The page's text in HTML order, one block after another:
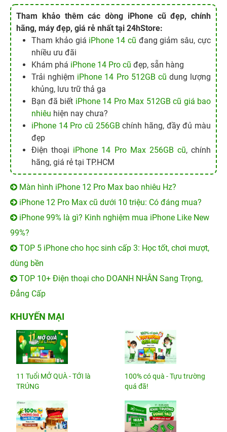
Tham khảo thêm các dòng iPhone cũ đẹp, chính
hãng, máy đẹp, giá rẻ nhất tại 24hStore:
Tham khảo giá iPhone 14 cũ đang giảm sâu, cực
nhiều ưu đãi
Khám phá iPhone 14 Pro cũ đẹp, sẵn hàng
Trải nghiệm iPhone 14 Pro 512GB cũ dung lượng
khủng, lưu trữ thả ga
Bạn đã biết iPhone 14 Pro Max 512GB cũ giá bao
nhiêu hiện nay chưa?
iPhone 14 Pro cũ 256GB chính hãng, đầy đủ màu
đẹp
Điện thoại iPhone 14 Pro Max 256GB cũ, chính
hãng, giá rẻ tại TP.HCM
Màn hình iPhone 12 Pro Max bao nhiêu Hz?
iPhone 12 Pro Max cũ dưới 10 triệu: Có đáng mua?
iPhone 99% là gì? Kinh nghiệm mua iPhone Like New
99%?
TOP 5 iPhone cho học sinh cấp 3: Học tốt, chơi mượt,
dùng bền
TOP 10+ Điện thoại cho DOANH NHÂN Sang Trọng,
Đẳng Cấp
KHUYẾN MẠI
11 Tuổi MỞ QUÀ - TỚI là
TRÚNG
100% có quà - Tựu trường
quá đã!